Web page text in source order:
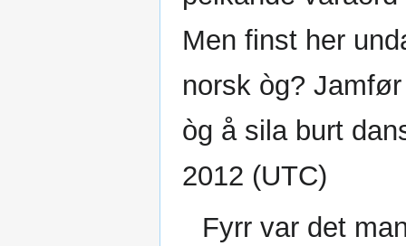
Men finst her
norsk òg?
òg å sila burt
2012 (UTC)
Fyrr var det